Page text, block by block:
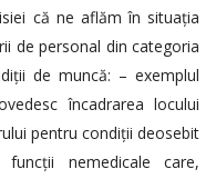
că ne aflăm în situația
de personal din categoria
de muncă: – exemplul
încadrarea locului
pentru condiții deosebit
nemedicale care,